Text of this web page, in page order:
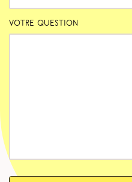
Votre question